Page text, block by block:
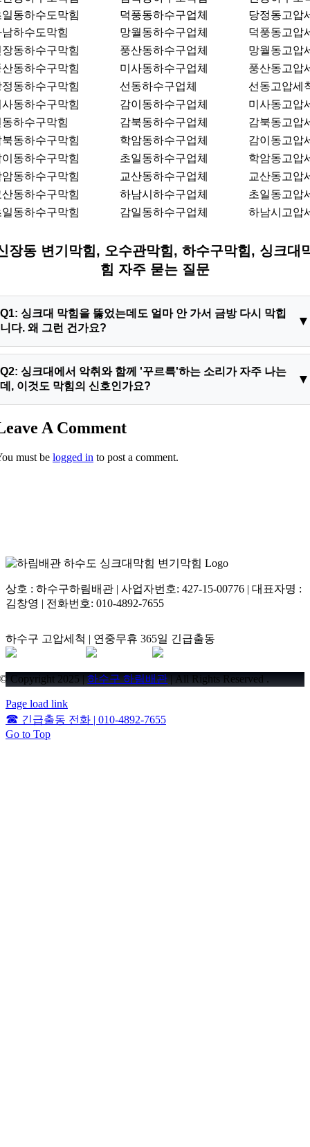
동하수도막힘
덕풍동하수구업체
당정동고압
하수도막힘
망월동하수구업체
덕풍동고압
동하수구막힘
풍산동하수구업체
망월동고압
동하수구막힘
미사동하수구업체
풍산동고압
동하수구막힘
선동하수구업체
선동고압세
동하수구막힘
감이동하수구업체
미사동고압
하수구막힘
감북동하수구업체
감북동고압
동하수구막힘
학암동하수구업체
감이동고압
동하수구막힘
초일동하수구업체
학암동고압
동하수구막힘
교산동하수구업체
교산동고압
동하수구막힘
하남시하수구업체
초일동고압
동하수구막힘
감일동하수구업체 하남시고압
장동 변기막힘, 오수관막힘, 하수구막힘, 싱크대
힘 자주 묻는 질문
Q1: 싱크대 막힘을 뚫었는데도 얼마 안 가서 금방 다시 막힙
니다. 왜 그런 건가요?
▼
A1: 매우 흔한 현상입니다. 일반적인 스프링 작업은 배관 벽에 겹
겹이 쌓인 기름 슬러지를 완벽하게 제거하는 것이 아니라, 그 중
히는 악순환이 반복되는 것입니다. 잦은 재발을 막기 위한 근본
적인 해결책은 배관내시경으로 배관 속 상태를 정확히 확인하고,
Q2: 싱크대에서 악취와 함께 '꾸르륵'하는 소리가 자주 나는
데, 이것도 막힘의 신호인가요?
▼
A2: 네, 맞습니다. 전형적인 신장동싱크대막힘의 초기 또는 중기
지면, 물과 공기가 원활하게 흐르지 못하고 마찰하며 '꾸르륵' 소
A Comment
must be logged in to post a comment.
상호 : 하수구하림배관 | 사업자번호: 427-15-00776 | 대표자명 :
김창영 | 전화번호: 010-4892-7655
하수구 고압세척 | 연중무휴 365일 긴급출동
© Copyright 2025 |하수구 하림배관 | All Rights Reserved .
Page load link
☎ 긴급출동 전화 | 010-4892-7655
Go to Top